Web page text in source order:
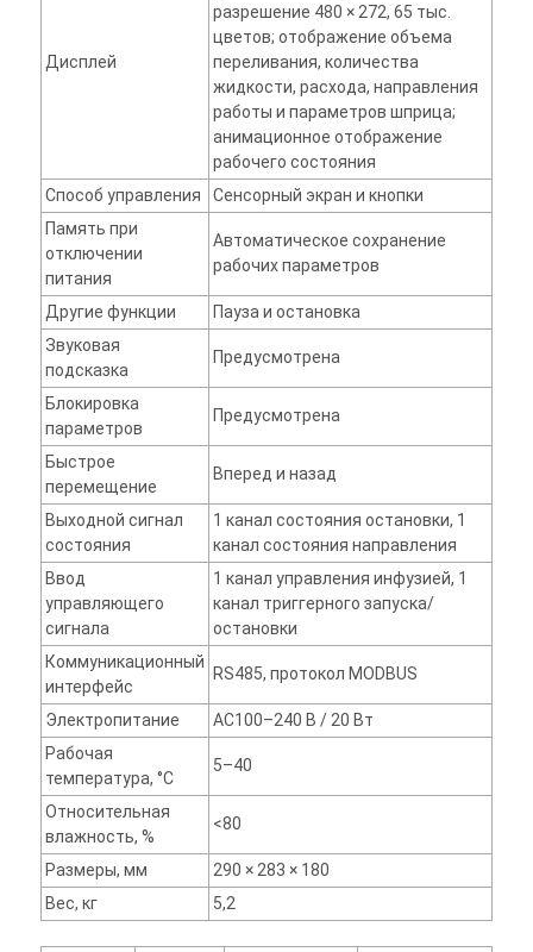
Дисплей
разрешение 480 × 272, 65 тыс.
цветов; отображение объема
переливания, количества
жидкости, расхода, направления
работы и параметров шприца;
анимационное отображение
рабочего состояния
Способ управления
Сенсорный экран и кнопки
Память при
отключении
питания
Автоматическое сохранение
рабочих параметров
Другие функции
Пауза и остановка
Звуковая
подсказка
Предусмотрена
Блокировка
параметров
Предусмотрена
Быстрое
перемещение
Вперед и назад
Выходной сигнал
состояния
1 канал состояния остановки, 1
канал состояния направления
Ввод
управляющего
сигнала
1 канал управления инфузией, 1
канал триггерного запуска/
остановки
Коммуникационный
интерфейс
RS485, протокол MODBUS
Электропитание
AC100–240 В / 20 Вт
Рабочая
температура, °C
5–40
Относительная
влажность, %
<80
Размеры, мм
290 × 283 × 180
Вес, кг
5,2